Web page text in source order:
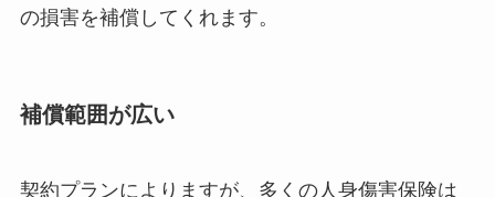
の損害を補償してくれます。
補償範囲が広い
契約プランによりますが、多くの人身傷害保険は